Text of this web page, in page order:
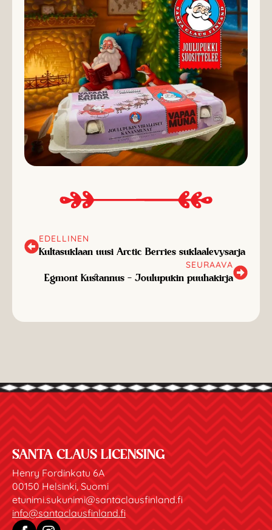
EDELLINEN
Kultasuklaan uusi Arctic Berries suklaalevysarja
SEURAAVA
Egmont Kustannus – Joulupukin puuhakirja
SANTA CLAUS LICENSING
Henry Fordinkatu 6A
00150 Helsinki, Suomi
etunimi.sukunimi@santaclausfinland.fi
info@santaclausfinland.fi